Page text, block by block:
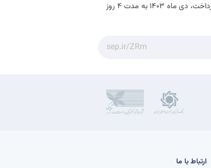
گفتنی است شرکت سپ، به عنوان به‌عنوان رهبر بازار پرداخت در ایران و خاورمیانه، با ارائه راهکارهای جامع و نوآورانه‌ صنعت پرداخت، دی ماه 1403 به مدت 4 روز
ارتباط با ما